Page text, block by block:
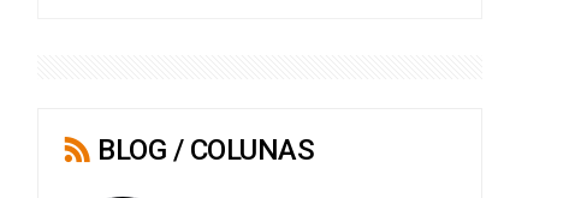
BLOG / COLUNAS